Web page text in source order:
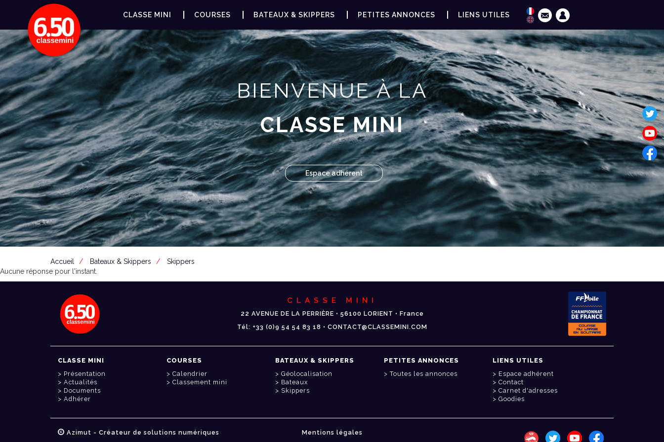
CLASSE MINI COURSES BATEAUX & SKIPPERS PETITES ANNONCES LIENS UTILES
BIENVENUE À LA
CLASSE MINI
Espace adhérent
Accueil Bateaux & Skippers
Skippers
Aucune réponse pour l'instant.
CLASSE MINI
22 AVENUE DE LA PERRIÈRE • 56100 LORIENT • France
Tél: +33 (0)9 54 54 83 18 • CONTACT@CLASSEMINI.COM
CLASSE MINI
Présentation
Actualités
Documents
Adhérer
COURSES
Calendrier
Classement mini
BATEAUX & SKIPPERS
Géolocalisation
Bateaux
Skippers
PETITES ANNONCES
Toutes les annonces
LIENS UTILES
Espace adhérent
Contact
Carnet d'adresses
Goodies
Azimut - Créateur de solutions numériques Mentions légales